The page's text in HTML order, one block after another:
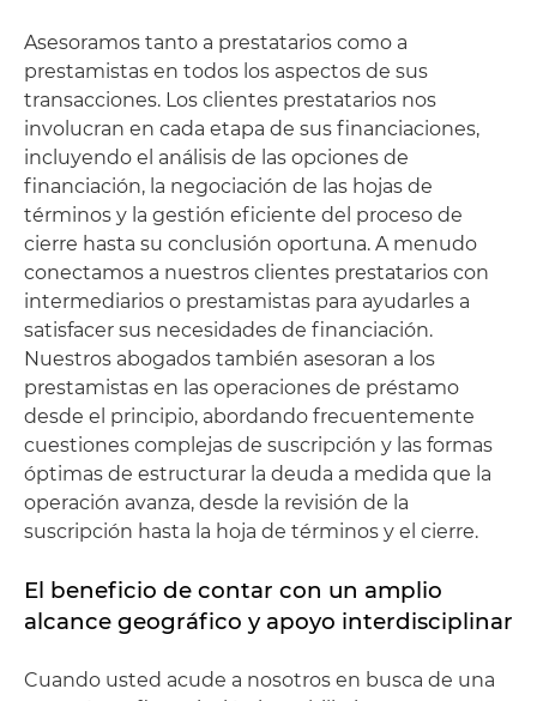
Asesoramos tanto a prestatarios como a
prestamistas en todos los aspectos de sus
transacciones. Los clientes prestatarios nos
involucran en cada etapa de sus financiaciones,
incluyendo el análisis de las opciones de
financiación, la negociación de las hojas de
términos y la gestión eficiente del proceso de
cierre hasta su conclusión oportuna. A menudo
conectamos a nuestros clientes prestatarios con
intermediarios o prestamistas para ayudarles a
satisfacer sus necesidades de financiación.
Nuestros abogados también asesoran a los
prestamistas en las operaciones de préstamo
desde el principio, abordando frecuentemente
cuestiones complejas de suscripción y las formas
óptimas de estructurar la deuda a medida que la
operación avanza, desde la revisión de la
suscripción hasta la hoja de términos y el cierre.
El beneficio de contar con un amplio
alcance geográfico y apoyo interdisciplinar
Cuando usted acude a nosotros en busca de una